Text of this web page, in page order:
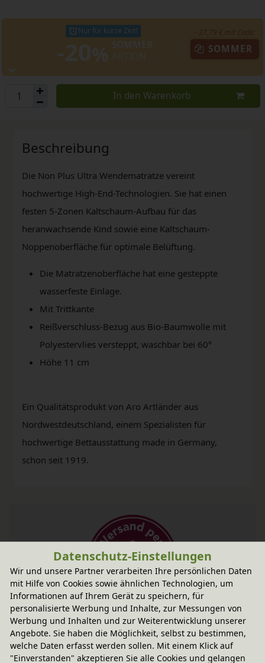
Nur für kurze Zeit!
SOMMER
In den Warenkorb
Beschreibung
Die Non Plus Ultra Wendematratze vereint
hochwertige High-End-Technologien. Sie hat einen
festen 5-Zonen Kaltschaum-Aufbau für das
heranwachsende Kind sowie eine Kaltschaum-
Noppenoberfläche für optimale Belüftung.
Die Matratzenoberfläche hat eine gesteppte
wasserfeste Einlage.
Mit Trittkante
Reißverschluss-Bezug aus Bio-Baumwolle mit
Polyestervlies versteppt, waschbar bei 60°
Höhe 11 cm
Ein Qualitätsprodukt von Aro Artländer aus
Nordwestdeutschland, einem Spezialisten für
hochwertige Bettausstattung made in Germany,
schon seit 1919.
Fairer Paketversand
14,95 € innerhalb ...
Lieferbar in 2 - 4 Wochen
Datenschutz-Einstellungen
Wir und unsere Partner verarbeiten Ihre persönlichen Daten
mit Hilfe von Cookies sowie ähnlichen Technologien, um
Informationen auf Ihrem Gerät zu speichern, für
personalisierte Werbung und Inhalte, zur Messungen von
Werbung und Inhalten und zur Weiterentwicklung unserer
Angebote. Sie haben die Möglichkeit, selbst zu bestimmen,
welche Daten erfasst werden sollen. Mit einem Klick auf
"Einverstanden" akzeptieren Sie alle Cookies und gelangen